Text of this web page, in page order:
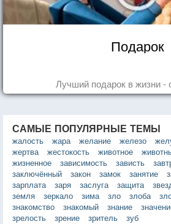
Подарок
Лучший подарок в жизни -
САМЫЕ ПОПУЛЯРНЫЕ ТЕМЫ
жалость
жара желание железо
жертва
жестокость животное
жизненное
зависимость зависть
заключённый
закон замок занятие
зарплата
заря заслуга защита
земля
зеркало зима зло злоба
знакомство
знакомый знание
зрелость
зрение зритель зуб